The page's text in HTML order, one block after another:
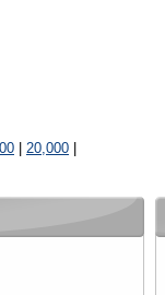
20,000